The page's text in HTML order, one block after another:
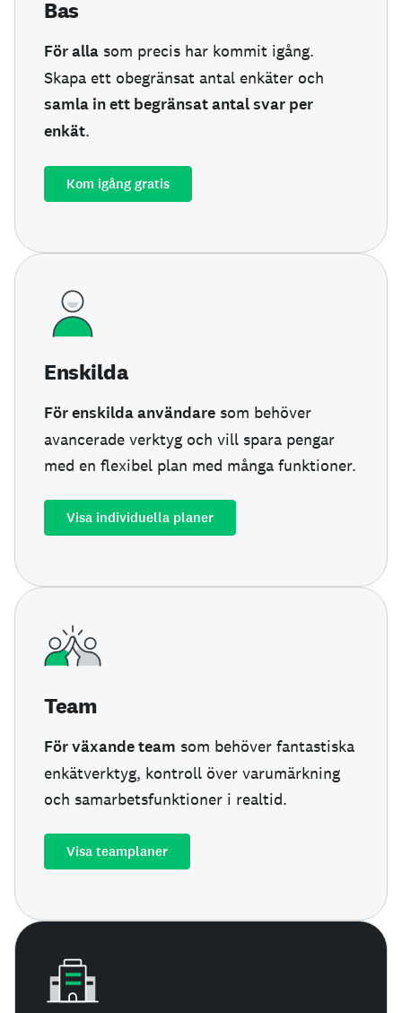
Bas
För alla som precis har kommit igång.
Skapa ett obegränsat antal enkäter och
samla in ett begränsat antal svar per
enkät.
Kom igång gratis
Enskilda
För enskilda användare som behöver
avancerade verktyg och vill spara pengar
med en flexibel plan med många funktioner.
Visa individuella planer
Team
För växande team som behöver fantastiska
enkätverktyg, kontroll över varumärkning
och samarbetsfunktioner i realtid.
Visa teamplaner